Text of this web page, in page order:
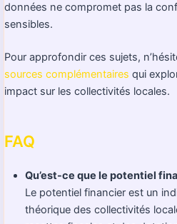
données ne compromet pas la
sensibles.
Pour approfondir ces sujets,
sources complémentaires qui
impact sur les collectivités locales.
FAQ
Qu’est-ce que le potentiel
Le potentiel financier est un
théorique des collectivités